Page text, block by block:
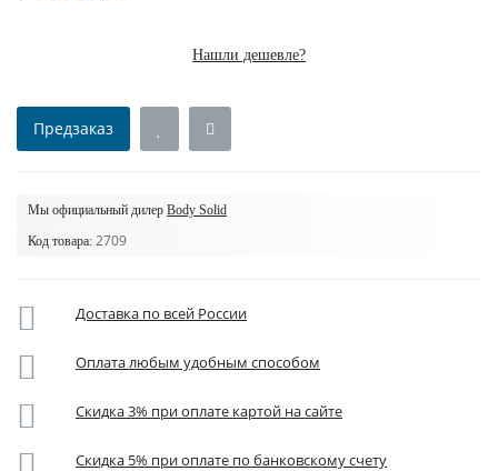
Нашли дешевле?
Предзаказ
Мы официальный дилер Body Solid
Код товара: 2709
Доставка по всей России
Оплата любым удобным способом
Скидка 3% при оплате картой на сайте
Скидка 5% при оплате по банковскому счету